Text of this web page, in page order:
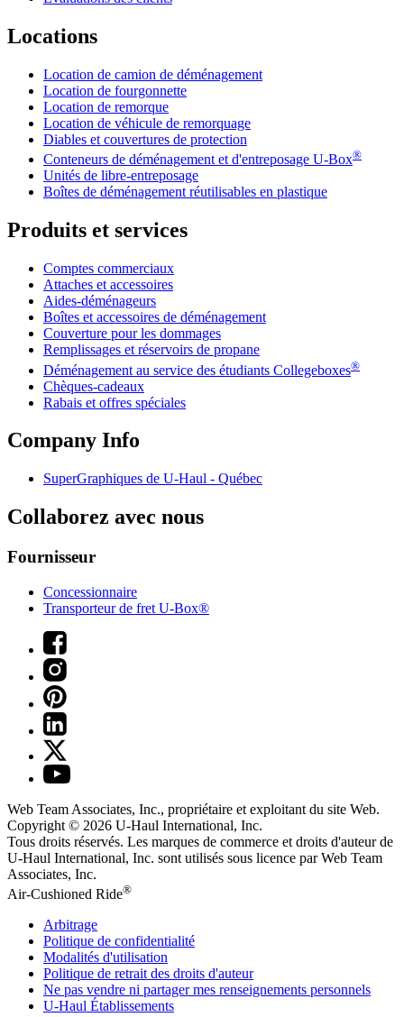
Locations
Location de camion de déménagement
Location de fourgonnette
Location de remorque
Location de véhicule de remorquage
Diables et couvertures de protection
Conteneurs de déménagement et d'entreposage U-Box®
Unités de libre-entreposage
Boîtes de déménagement réutilisables en plastique
Produits et services
Comptes commerciaux
Attaches et accessoires
Aides-déménageurs
Boîtes et accessoires de déménagement
Couverture pour les dommages
Remplissages et réservoirs de propane
Déménagement au service des étudiants Collegeboxes®
Chèques-cadeaux
Rabais et offres spéciales
Company Info
SuperGraphiques de U-Haul - Québec
Collaborez avec nous
Fournisseur
Concessionnaire
Transporteur de fret U-Box®
Web Team Associates, Inc., propriétaire et exploitant du site Web.
Copyright © 2026 U-Haul International, Inc.
Tous droits réservés. Les marques de commerce et droits d'auteur de
U-Haul International, Inc. sont utilisés sous licence par Web Team
Associates, Inc.
Air-Cushioned Ride®
Arbitrage
Politique de confidentialité
Modalités d'utilisation
Politique de retrait des droits d'auteur
Ne pas vendre ni partager mes renseignements personnels
U-Haul Établissements